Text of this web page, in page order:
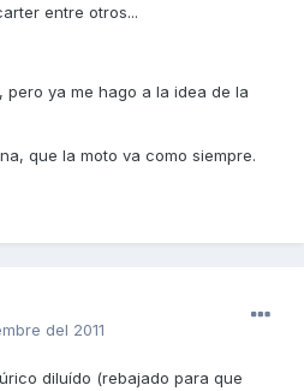
entre otros...
ya me hago a la idea de la
que la moto va como siempre.
del 2011
diluído (rebajado para que